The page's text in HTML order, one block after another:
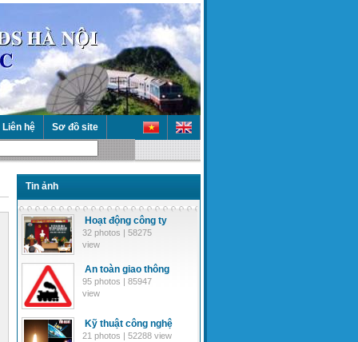
Liên hệ Sơ đồ site
Tin ảnh
Hoạt động công ty
32 photos | 58275
view
An toàn giao thông
95 photos | 85947
view
Kỹ thuật công nghệ
21 photos | 52288 view